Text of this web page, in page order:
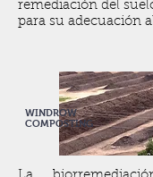
remediación del
para su adecuación
WINDROW
COMPOSTING